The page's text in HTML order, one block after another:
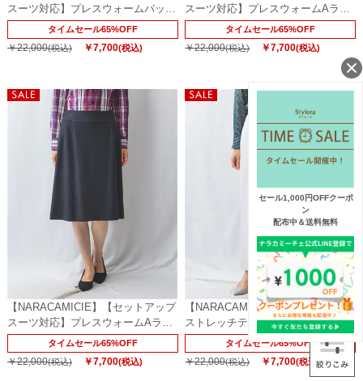
スーツ対応】プレスウォームバック
フレアタイトスカート
タイムセール65%OFF
￥22,000(税込) ￥7,700(税込)
スーツ対応】プレスウォームAライ
ンスカートタイムセール65%OFF
￥22,000(税込) ￥7,700(税込)
【NARACAMICIE】【セットアップ
スーツ対応】プレスウォームAライ
ンスカートタイムセール65%OFF
￥22,000(税込) ￥7,700(税込)
【NARACAMICIE】パウダーツイル
ストレッチテーパードパンツ
タイムセール65%OFF
￥22,000(税込) ￥7,700(税込)
セール1,000円OFFクーポ
ン
配布中＆送料無料